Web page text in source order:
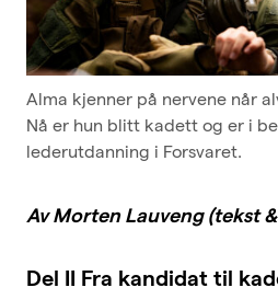
KAFO
BFO UNG
Tillitsvalgt
Typer medlemskap
Kurskalender
Kontakt oss
Alma kjenner på nervene når
Nå er hun blitt kadett og er i
lederutdanning i Forsvaret.
Av Morten Lauveng (tekst
Del II Fra kandidat til